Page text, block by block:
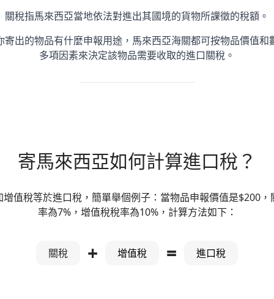
關稅指馬來西亞當地依法對進出其國境的貨物所課徵的稅額。
寄出的物品有什麼申報用途，馬來西亞海關都可按物品價值和
多項因素來決定該物品需要收取的進口關稅。
寄馬來西亞如何計算進口稅？
增值稅等於進口稅，簡單舉個例子：當物品申報價值是$200，
率為7%，增值稅稅率為10%，計算方法如下：
關稅 + 增值稅 = 進口稅